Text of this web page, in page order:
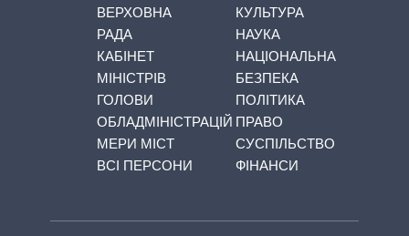
ВЕРХОВНА
РАДА
КАБІНЕТ
МІНІСТРІВ
ГОЛОВИ
ОБЛАДМІНІСТРАЦІЙ
МЕРИ МІСТ
ВСІ ПЕРСОНИ
КУЛЬТУРА
НАУКА
НАЦІОНАЛЬНА
БЕЗПЕКА
ПОЛІТИКА
ПРАВО
СУСПІЛЬСТВО
ФІНАНСИ